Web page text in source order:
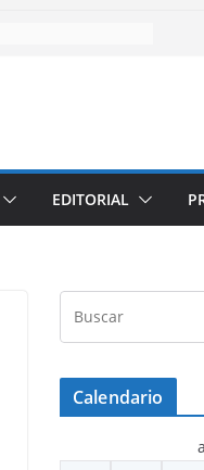
EDITORIAL
Calendario